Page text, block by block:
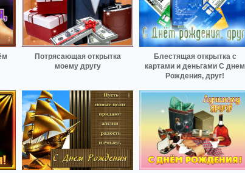
Потрясающая открытка
моему другу
Блестящая открытка с
картами и деньгами С днем
Рождения, друг!